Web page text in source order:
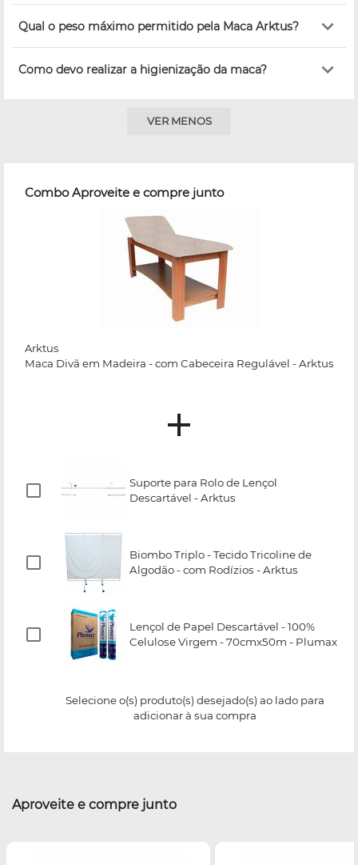
Qual o peso máximo permitido pela Maca Arktus?
Como devo realizar a higienização da maca?
VER MENOS
Combo Aproveite e compre junto
Arktus
Maca Divã em Madeira - com Cabeceira Regulável - Arktus
Suporte para Rolo de Lençol
Descartável - Arktus
Biombo Triplo - Tecido Tricoline de
Algodão - com Rodízios - Arktus
Lençol de Papel Descartável - 100%
Celulose Virgem - 70cmx50m - Plumax
Selecione o(s) produto(s) desejado(s) ao lado para
adicionar à sua compra
Aproveite e compre junto